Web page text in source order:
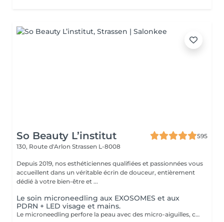
So Beauty L’institut
595
130, Route d'Arlon Strassen L-8008
Depuis 2019, nos esthéticiennes qualifiées et passionnées vous
accueillent dans un véritable écrin de douceur, entièrement
dédié à votre bien-être et ...
Le soin microneedling aux EXOSOMES et aux
PDRN + LED visage et mains.
Le microneedling perfore la peau avec des micro-aiguilles, créant des micro-canaux qui permettent à un sérum actif (PDRN ou exosomes) de pénétrer en profondeur dans le derme. C'est ce qu'on appelle un soin « biostimulateur » : on ne remplit pas, on stimule la peau pour qu'elle se régénère elle-même. L'association des exosomes et du PDRN (Polydésoxyribonucléotide) est une révolution anti-âge. Il représente le protocole de régénération cutanée le plus avancé en médecine esthétique. Cette synergie permet de stimuler le renouvellement cellulaire de façon accélérée, d'atténuer les cicatrices et de lifter le teint sans chirurgie. C'est une synergie régénératrice puissante, ces deux actifs maximisent la réparation tissulaire et l'éclat du teint. Idéale pour les peaux: matures , avec des dommages solaires importants, des cicatrices, une perte de fermeté. Soin plus puissant que le PDRN . Pour optimiser les effets du soin, nous appliquerons la lumière LED sur le visage. Profitez, également, d'un traitement anti-âge à la lumière Led pour les mains.